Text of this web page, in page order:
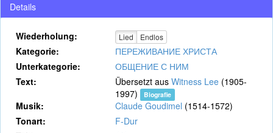
Details
Wiederholung: Lied Endlos
Kategorie:
ПЕРЕЖИВАНИЕ ХРИСТА
Unterkategorie:
ОБЩЕНИЕ С НИМ
Text:
Übersetzt aus Witness Lee (1905-
1997)
Biografie
Musik: Claude Goudimel (1514-1572)
Tonart:
F-Dur